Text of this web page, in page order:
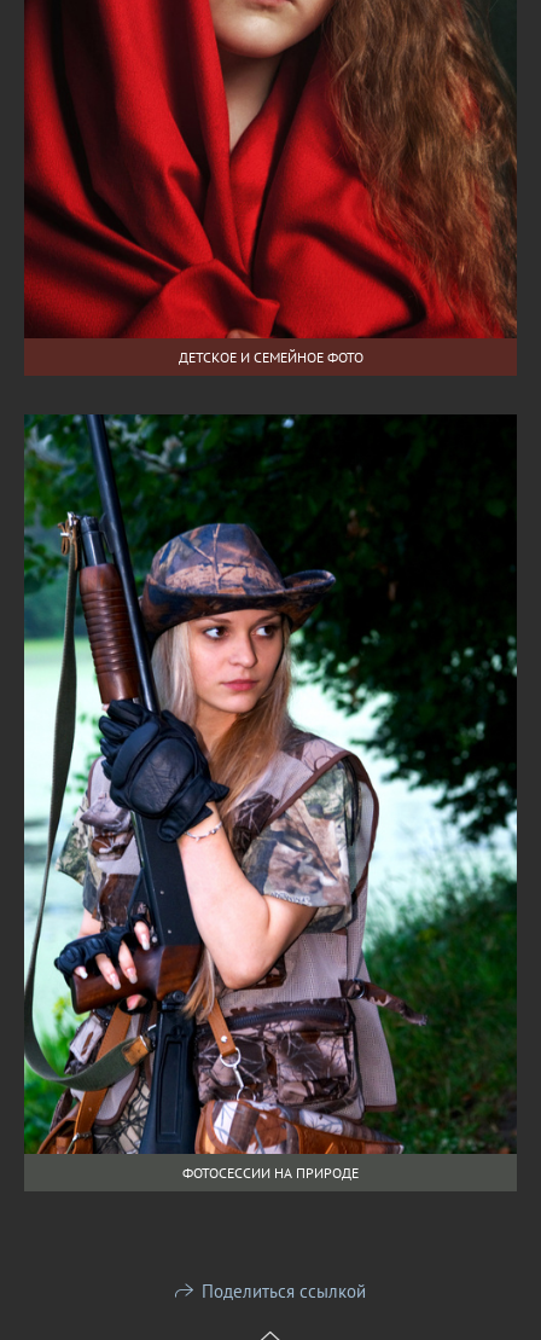
ДЕТСКОЕ И СЕМЕЙНОЕ ФОТО
ФОТОСЕССИИ НА ПРИРОДЕ
Поделиться ссылкой